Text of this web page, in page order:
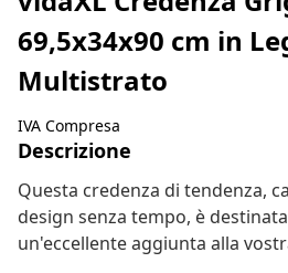
69,5x34x90 cm in
Multistrato
IVA Compresa
Descrizione
Questa credenza di tendenza,
design senza tempo, è
un'eccellente aggiunta alla